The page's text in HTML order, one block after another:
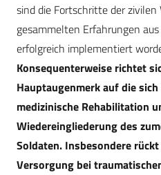
sind die Fortschritte der zivilen
gesammelten Erfahrungen
erfolgreich implementiert
Konsequenterweise richtet
Hauptaugenmerk auf die
medizinische Rehabilitation
Wiedereingliederung des
Soldaten. Insbesondere
Versorgung bei